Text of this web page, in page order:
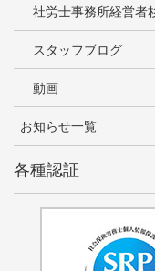
社労士事務所経営者
スタッフブログ
動画
お知らせ一覧
各種認証